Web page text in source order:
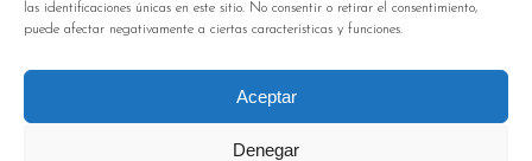
las identificaciones únicas en este sitio. No consentir o retirar el consentimiento,
puede afectar negativamente a ciertas características y funciones.
Aceptar
Denegar
Skoda Octavia RS
INFORMACIÓN DE INTERÉS